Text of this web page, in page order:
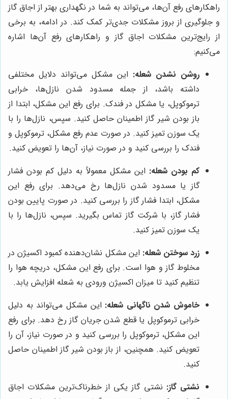
راهکارهای رفع آن‌ها، می‌تواند به شما در نگهداری بهتر از اجاق گاز
و جلوگیری از بروز مشکلات جدی‌تر کمک کند. در ادامه، به برخی
از رایج‌ترین مشکلات اجاق گاز و راهکارهای رفع آن‌ها اشاره
می‌کنیم:
روشن نشدن شعله: این مشکل می‌تواند دلایل مختلفی
داشته باشد، از جمله مسدود شدن نازل‌ها، خرابی
ترموکوپل، یا مشکل در فندک. برای رفع این مشکل، ابتدا از
باز بودن شیر گاز اطمینان حاصل کنید. سپس، نازل‌ها را با
یک سوزن تمیز کنید. در صورت عدم رفع مشکل، ترموکوپل و
فندک را بررسی کنید و در صورت نیاز، آن‌ها را تعویض کنید.
کم بودن شعله: این مشکل معمولاً به دلیل کم بودن فشار
گاز یا مسدود شدن نازل‌ها رخ می‌دهد. برای رفع این
مشکل، ابتدا فشار گاز را بررسی کنید. در صورت پایین بودن
فشار گاز، با شرکت گاز تماس بگیرید. سپس، نازل‌ها را با
یک سوزن تمیز کنید.
زرد سوختن شعله: این مشکل نشان‌دهنده کمبود اکسیژن در
مخلوط گاز و هوا است. برای رفع این مشکل، دریچه هوا را
تنظیم کنید تا میزان اکسیژن ورودی به شعله افزایش یابد.
خاموش شدن ناگهانی شعله: این مشکل می‌تواند به دلیل
خرابی ترموکوپل یا قطع شدن جریان گاز رخ دهد. برای رفع
این مشکل، ترموکوپل را بررسی کنید و در صورت نیاز، آن را
تعویض کنید. همچنین، از باز بودن شیر گاز اطمینان حاصل
کنید.
نشتی گاز: نشتی گاز یکی از خطرناک‌ترین مشکلات اجاق